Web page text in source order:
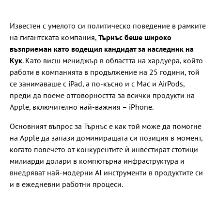
Известен с умелото си политическо поведение в рамките
на гигантската компания, Търнъс беше широко
възприеман като водещия кандидат за наследник на
Кук. Като висш мениджър в областта на хардуера, който
работи в компанията в продължение на 25 години, той
се занимаваше с iPad, а по-късно и с Mac и AirPods,
преди да поеме отговорността за всички продукти на
Apple, включително най-важния – iPhone.
Основният въпрос за Търнъс е как той може да помогне
на Apple да запази доминиращата си позиция в момент,
когато повечето от конкурентите ѝ инвестират стотици
милиарди долари в компютърна инфраструктура и
внедряват най-модерни AI инструменти в продуктите си
и в ежедневни работни процеси.